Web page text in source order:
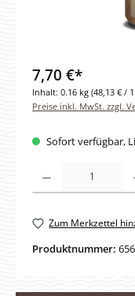
7,70 €*
Inhalt: 0.16 kg (48,13 € /
Preise inkl. MwSt. zzgl.
Sofort verfügbar,
Produkt Anzahl: Gib
Zum Merkzettel
Produktnummer: